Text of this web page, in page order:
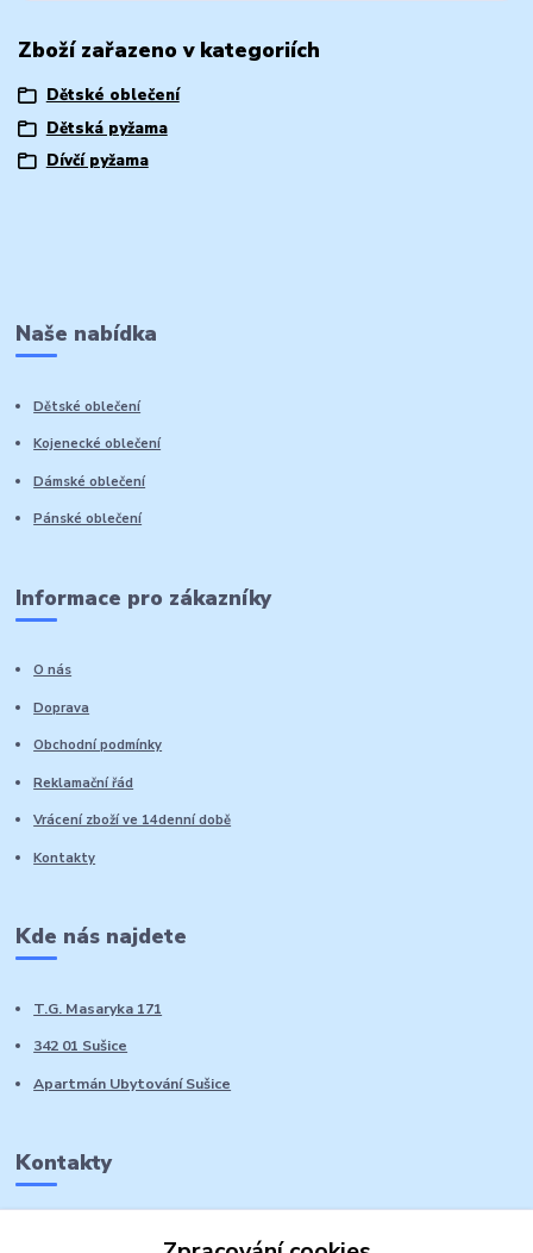
Zboží zařazeno v kategoriích
Dětské oblečení
Dětská pyžama
Dívčí pyžama
Naše nabídka
Dětské oblečení
Kojenecké oblečení
Dámské oblečení
Pánské oblečení
Informace pro zákazníky
O nás
Doprava
Obchodní podmínky
Reklamační řád
Vrácení zboží ve 14denní době
Kontakty
Kde nás najdete
T.G. Masaryka 171
342 01 Sušice
Apartmán Ubytování Sušice
Kontakty